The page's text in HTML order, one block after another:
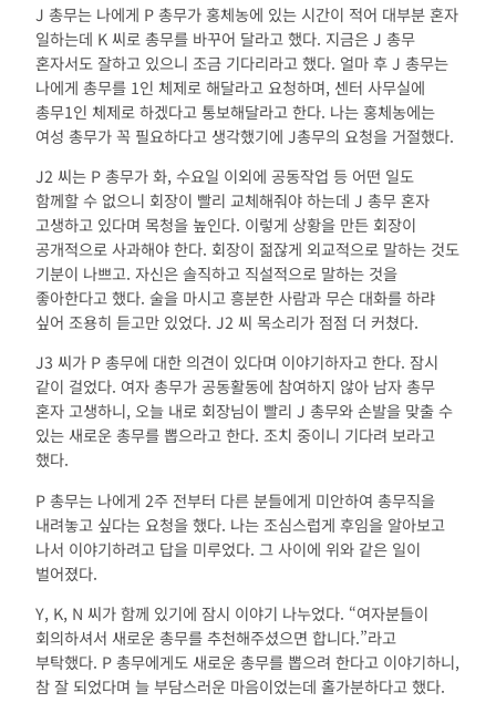
J 총무는 나에게 P 총무가 홍체농에 있는 시간이 적어 대부분 혼자
일하는데 K 씨로 총무를 바꾸어 달라고 했다. 지금은 J 총무
혼자서도 잘하고 있으니 조금 기다리라고 했다. 얼마 후 J 총무는
나에게 총무를 1인 체제로 해달라고 요청하며, 센터 사무실에
총무1인 체제로 하겠다고 통보해달라고 한다. 나는 홍체농에는
여성 총무가 꼭 필요하다고 생각했기에 J총무의 요청을 거절했다.
J2 씨는 P 총무가 화, 수요일 이외에 공동작업 등 어떤 일도
함께할 수 없으니 회장이 빨리 교체해줘야 하는데 J 총무 혼자
고생하고 있다며 목청을 높인다. 이렇게 상황을 만든 회장이
공개적으로 사과해야 한다. 회장이 젊잖게 외교적으로 말하는 것도
기분이 나쁘고. 자신은 솔직하고 직설적으로 말하는 것을
좋아한다고 했다. 술을 마시고 흥분한 사람과 무슨 대화를 하랴
싶어 조용히 듣고만 있었다. J2 씨 목소리가 점점 더 커쳤다.
J3 씨가 P 총무에 대한 의견이 있다며 이야기하자고 한다. 잠시
같이 걸었다. 여자 총무가 공동활동에 참여하지 않아 남자 총무
혼자 고생하니, 오늘 내로 회장님이 빨리 J 총무와 손발을 맞출 수
있는 새로운 총무를 뽑으라고 한다. 조치 중이니 기다려 보라고
했다.
P 총무는 나에게 2주 전부터 다른 분들에게 미안하여 총무직을
내려놓고 싶다는 요청을 했다. 나는 조심스럽게 후임을 알아보고
나서 이야기하려고 답을 미루었다. 그 사이에 위와 같은 일이
벌어졌다.
Y, K, N 씨가 함께 있기에 잠시 이야기 나누었다. “여자분들이
회의하셔서 새로운 총무를 추천해주셨으면 합니다.”라고
부탁했다. P 총무에게도 새로운 총무를 뽑으려 한다고 이야기하니,
참 잘 되었다며 늘 부담스러운 마음이었는데 홀가분하다고 했다.